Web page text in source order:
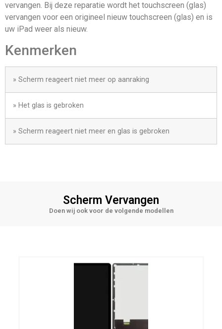
vervangen. Bij deze reparatie wordt het touchscreen (glas)
vervangen voor een origineel nieuw touchscreen (glas) en is
uw iPad weer als nieuw.
Kenmerken
» Scherm reageert niet meer op aanraking
» Het glas is gebroken
» Scherm reageert niet meer en glas is gebroken
Scherm Vervangen
Doen wij ook voor de volgende modellen